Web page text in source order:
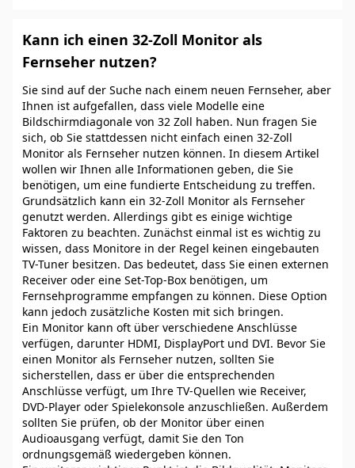
Kann ich einen 32-Zoll Monitor als
Fernseher nutzen?
Sie sind auf der Suche nach einem neuen Fernseher, aber
Ihnen ist aufgefallen, dass viele Modelle eine
Bildschirmdiagonale von 32 Zoll haben. Nun fragen Sie
sich, ob Sie stattdessen nicht einfach einen 32-Zoll
Monitor als Fernseher nutzen können. In diesem Artikel
wollen wir Ihnen alle Informationen geben, die Sie
benötigen, um eine fundierte Entscheidung zu treffen.
Grundsätzlich kann ein 32-Zoll Monitor als Fernseher
genutzt werden. Allerdings gibt es einige wichtige
Faktoren zu beachten. Zunächst einmal ist es wichtig zu
wissen, dass Monitore in der Regel keinen eingebauten
TV-Tuner besitzen. Das bedeutet, dass Sie einen externen
Receiver oder eine Set-Top-Box benötigen, um
Fernsehprogramme empfangen zu können. Diese Option
kann jedoch zusätzliche Kosten mit sich bringen.
Ein Monitor kann oft über verschiedene Anschlüsse
verfügen, darunter HDMI, DisplayPort und DVI. Bevor Sie
einen Monitor als Fernseher nutzen, sollten Sie
sicherstellen, dass er über die entsprechenden
Anschlüsse verfügt, um Ihre TV-Quellen wie Receiver,
DVD-Player oder Spielekonsole anzuschließen. Außerdem
sollten Sie prüfen, ob der Monitor über einen
Audioausgang verfügt, damit Sie den Ton
ordnungsgemäß wiedergeben können.